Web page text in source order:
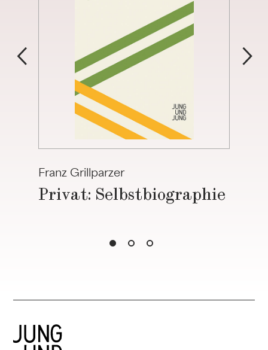
Franz Grillparzer
Privat: Selbstbiographie